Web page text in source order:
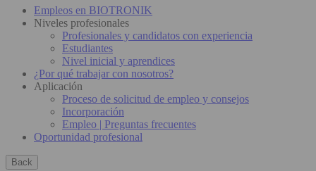
Empleos en BIOTRONIK
Niveles profesionales
Profesionales y candidatos con experiencia
Estudiantes
Nivel inicial y aprendices
¿Por qué trabajar con nosotros?
Aplicación
Proceso de solicitud de empleo y consejos
Incorporación
Empleo | Preguntas frecuentes
Oportunidad profesional
Back